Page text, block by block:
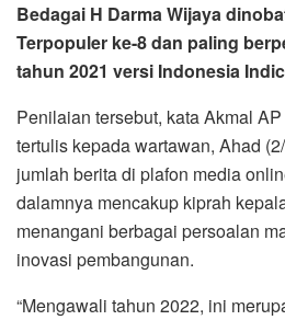
Bedagai H Darma Wijaya
Terpopuler ke-8 dan paling
tahun 2021 versi Indonesia
Penilaian tersebut, kata Akmal
tertulis kepada wartawan, Ahad
jumlah berita di plafon media
dalamnya mencakup kiprah
menangani berbagai persoalan
inovasi pembangunan.
“Mengawali tahun 2022, ini